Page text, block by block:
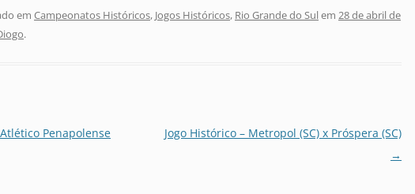
em Campeonatos Históricos, Jogos Históricos, Rio Grande do Sulem 28 de abril de
.
Penapolense
Jogo Histórico – Metropol (SC) x Próspera (SC)
→